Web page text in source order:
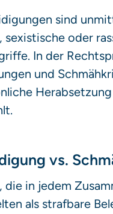
sind
oder
In der
und
vs.
in jedem
als strafbare